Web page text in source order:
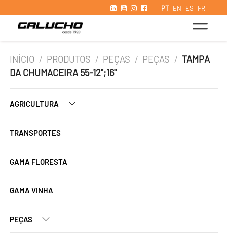
PT EN ES FR
INÍCIO / PRODUTOS / PEÇAS / PEÇAS / TAMPA
DA CHUMACEIRA 55-12";16"
AGRICULTURA
TRANSPORTES
GAMA FLORESTA
GAMA VINHA
PEÇAS